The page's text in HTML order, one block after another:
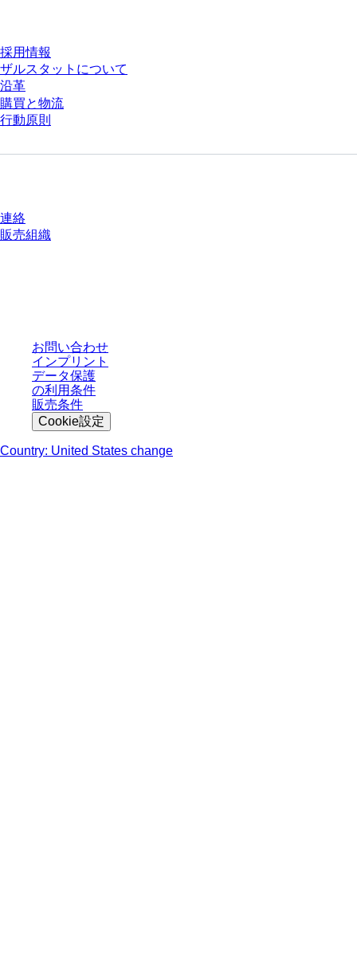
採用情報
ザルスタットについて
沿革
購買と物流
行動原則
連絡
販売組織
お問い合わせ
インプリント
データ保護
の利用条件
販売条件
Cookie設定
Country: United States change